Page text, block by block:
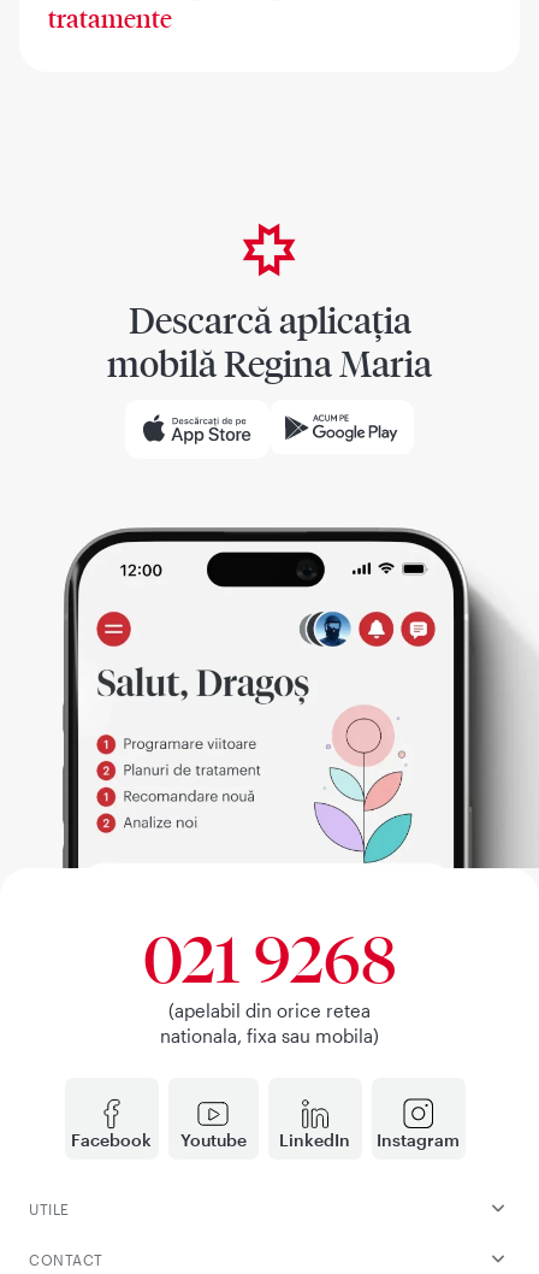
tratamente
Descarcă aplicația
mobilă Regina Maria
Facebook Youtube LinkedIn Instagram
021 9268
(apelabil din orice retea
nationala, fixa sau mobila)
UTILE
CONTACT